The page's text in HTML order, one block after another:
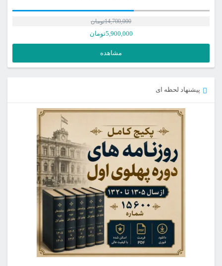
14,700,000تومان
5,900,000تومان
مشاهده
پیشنهاد لحظه ای